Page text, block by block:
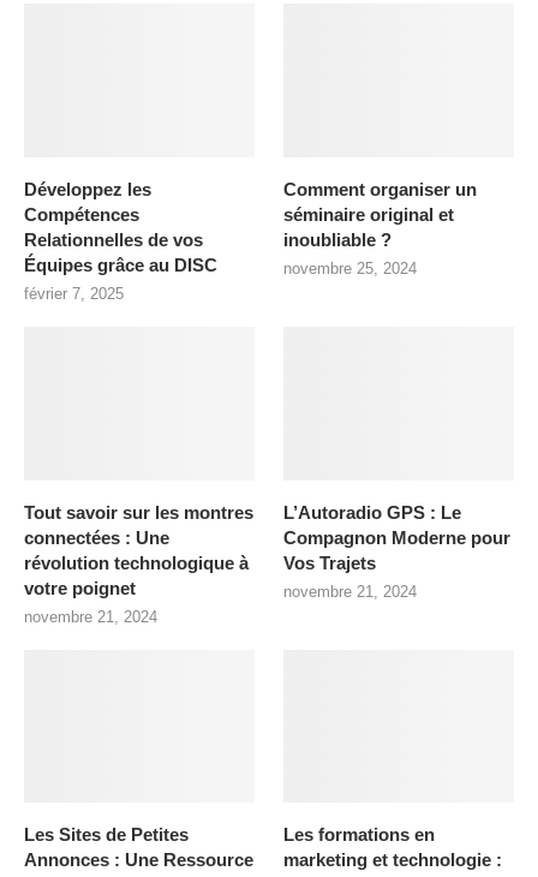
Développez les
Compétences
Relationnelles de vos
Équipes grâce au DISC
février 7, 2025
Comment organiser un
séminaire original et
inoubliable ?
novembre 25, 2024
Tout savoir sur les montres
connectées : Une
révolution technologique à
votre poignet
novembre 21, 2024
L’Autoradio GPS : Le
Compagnon Moderne pour
Vos Trajets
novembre 21, 2024
Les Sites de Petites
Annonces : Une Ressource
Les formations en
marketing et technologie :